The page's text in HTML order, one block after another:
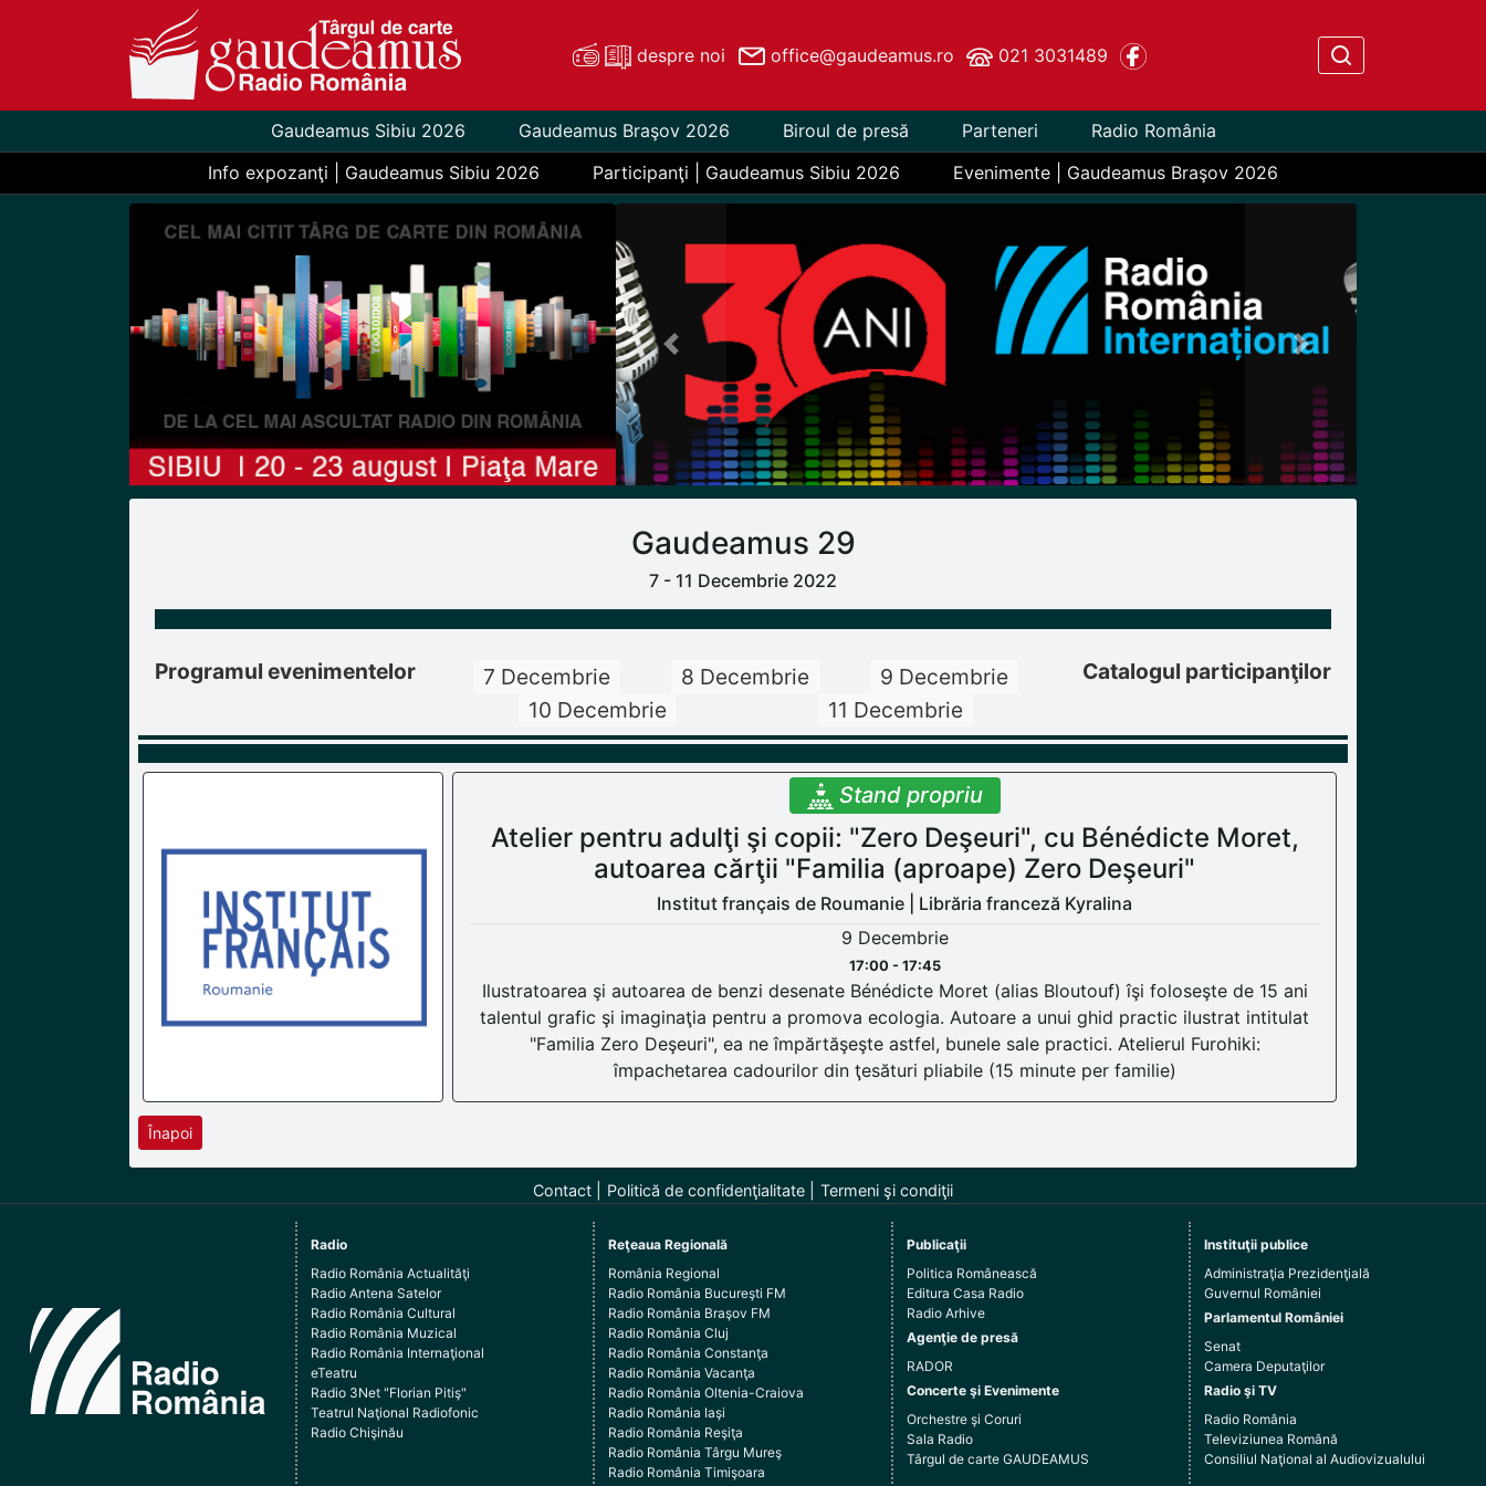
despre noi office@gaudeamus.ro 021 3031489
Gaudeamus Sibiu 2026 Gaudeamus Braşov 2026 Biroul de presă Parteneri
Radio România
Info expozanţi | Gaudeamus Sibiu 2026
Participanţi | Gaudeamus Sibiu 2026 Evenimente | Gaudeamus Braşov 2026
Previous Next
Gaudeamus 29
7 - 11 Decembrie 2022
Programul evenimentelor 7 Decembrie 8 Decembrie
9 Decembrie
10 Decembrie
11 Decembrie
Catalogul participanţilor
Stand propriu
Atelier pentru adulţi şi copii: "Zero Deşeuri", cu Bénédicte Moret,
autoarea cărţii "Familia (aproape) Zero Deşeuri"
Institut français de Roumanie | Librăria franceză Kyralina
9 Decembrie
17:00 - 17:45
Ilustratoarea şi autoarea de benzi desenate Bénédicte Moret (alias Bloutouf) îşi foloseşte de 15 ani
talentul grafic şi imaginaţia pentru a promova ecologia. Autoare a unui ghid practic ilustrat intitulat
"Familia Zero Deşeuri", ea ne împărtăşeşte astfel, bunele sale practici. Atelierul Furohiki:
împachetarea cadourilor din ţesături pliabile (15 minute per familie)
Înapoi
Contact Politică de confidenţialitate Termeni şi condiţii
Radio
Radio România Actualităţi
Radio Antena Satelor
Radio România Cultural
Radio România Muzical
Radio România Internaţional
eTeatru
Radio 3Net "Florian Pitiş"
Teatrul Naţional Radiofonic
Radio Chişinău
Reţeaua Regională
România Regional
Radio România Bucureşti FM
Radio România Braşov FM
Radio România Cluj
Radio România Constanţa
Radio România Vacanţa
Radio România Oltenia-Craiova
Radio România Iaşi
Radio România Reşiţa
Radio România Târgu Mureş
Radio România Timişoara
Publicaţii
Politica Românească
Editura Casa Radio
Radio Arhive
Agenţie de presă
RADOR
Concerte şi Evenimente
Orchestre şi Coruri
Sala Radio
Târgul de carte GAUDEAMUS
Instituţii publice
Administraţia Prezidenţială
Guvernul României
Parlamentul României
Senat
Camera Deputaţilor
Radio şi TV
Radio România
Televiziunea Română
Consiliul Naţional al Audiovizualului